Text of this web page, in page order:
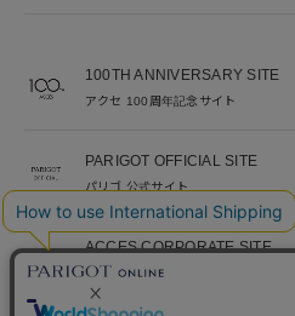
100TH ANNIVERSARY SITE
アクセ 100周年記念サイト
PARIGOT OFFICIAL SITE
パリゴ 公式サイト
ACCES CORPORATE SITE
アクセ コーポレートサイト